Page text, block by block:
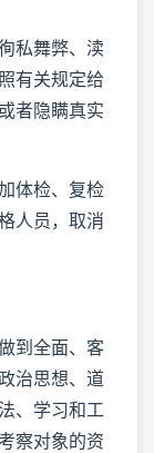
私舞弊、渎
有关规定给
者隐瞒真实
体检、复检
人员，取消
到全面、客
治思想、道
、学习和工
察对象的资